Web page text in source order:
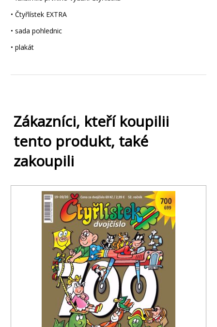
• Čtyřlístek EXTRA
• sada pohlednic
• plakát
Zákazníci, kteří koupilii
tento produkt, také
zakoupili